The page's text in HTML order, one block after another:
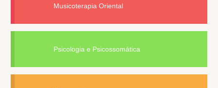
Musicoterapia Oriental
Psicologia e Psicossomática